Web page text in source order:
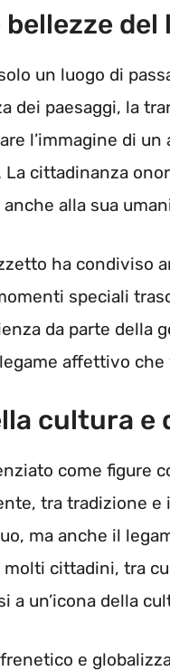
del
un luogo di
dei paesaggi, la
l’immagine di
La cittadinanza
alla sua
ha condiviso
speciali
da parte della
affettivo
cultura e
come figure
tra tradizione
ma anche il
cittadini, tra
a un’icona della
e